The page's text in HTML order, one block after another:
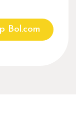
Bol.com